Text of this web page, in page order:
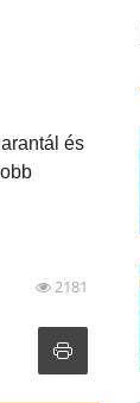
és
2181